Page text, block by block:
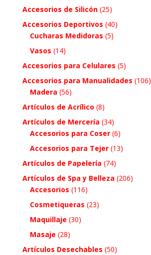
Accesorios de Silicón (25)
Accesorios Deportivos (40)
Cucharas Medidoras (5)
Vasos (14)
Accesorios para Celulares (5)
Accesorios para Manualidades (106)
Madera (56)
Artículos de Acrílico (8)
Artículos de Mercería (34)
Accesorios para Coser (6)
Accesorios para Tejer (13)
Artículos de Papelería (74)
Artículos de Spa y Belleza (206)
Accesorios (116)
Cosmetiqueras (23)
Maquillaje (30)
Masaje (28)
Artículos Desechables (50)